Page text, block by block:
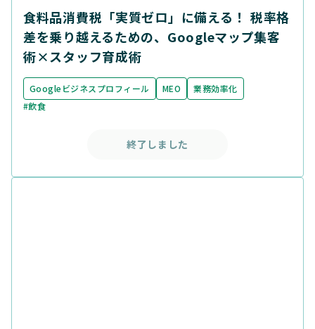
食料品消費税「実質ゼロ」に備える！ 税率格
差を乗り越えるための、Googleマップ集客
術×スタッフ育成術
Googleビジネスプロフィール MEO
業務効率化
#飲食
終了しました